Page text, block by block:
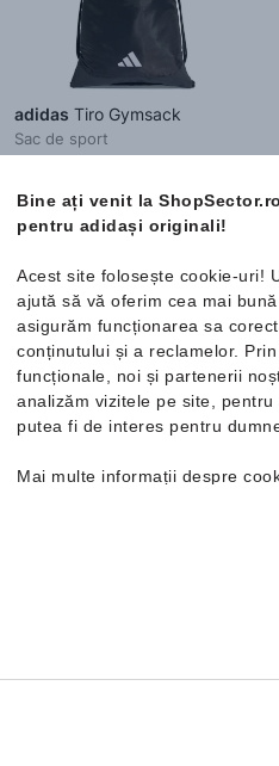
Bine ați venit la
pentru adidași originali!
Acest site folosește cookie-uri!
ajută să vă oferim cea mai
asigurăm funcționarea sa
conținutului și a reclamelor.
funcționale, noi și partenerii
analizăm vizitele pe site,
putea fi de interes pentru
Mai multe informații despre
adidas Tiro Gymsack
Sac de sport
Cod NEW20 cu reducere de 20%
Mărimi disponibile: